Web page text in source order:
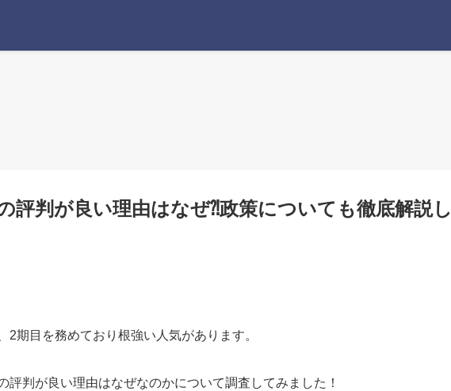
評判が良い理由はなぜ⁈政策についても徹底解説し
2期目を務めており根強い人気があります。
評判が良い理由はなぜなのかについて調査してみました！